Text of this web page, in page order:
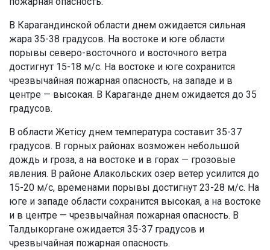
В Карагандинской области днем ожидается сильная
жара 35-38 градусов. На востоке и юге области
порывы северо-восточного и восточного ветра
достигнут 15-18 м/с. На востоке и юге сохранится
чрезвычайная пожарная опасность, на западе и в
центре — высокая. В Караганде днем ожидается до 35
градусов.
В области Жетісу днем температура составит 35-37
градусов. В горных районах возможен небольшой
дождь и гроза, а на востоке и в горах — грозовые
явления. В районе Алакольских озер ветер усилится до
15-20 м/с, временами порывы достигнут 23-28 м/с. На
юге и западе области сохранится высокая, а на востоке
и в центре — чрезвычайная пожарная опасность. В
Талдыкоргане ожидается 35-37 градусов и
чрезвычайная пожарная опасность.